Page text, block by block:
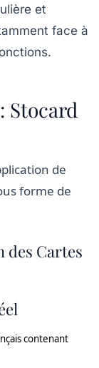
et
face à
Stocard
de
forme de
des Cartes
contenant